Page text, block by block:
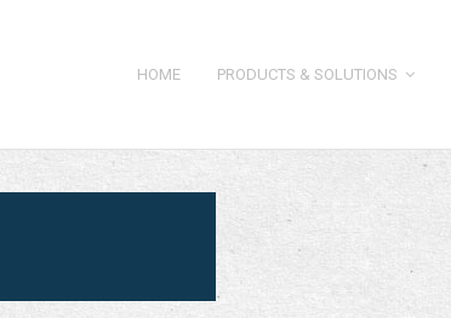
HOME PRODUCTS & SOLUTIONS